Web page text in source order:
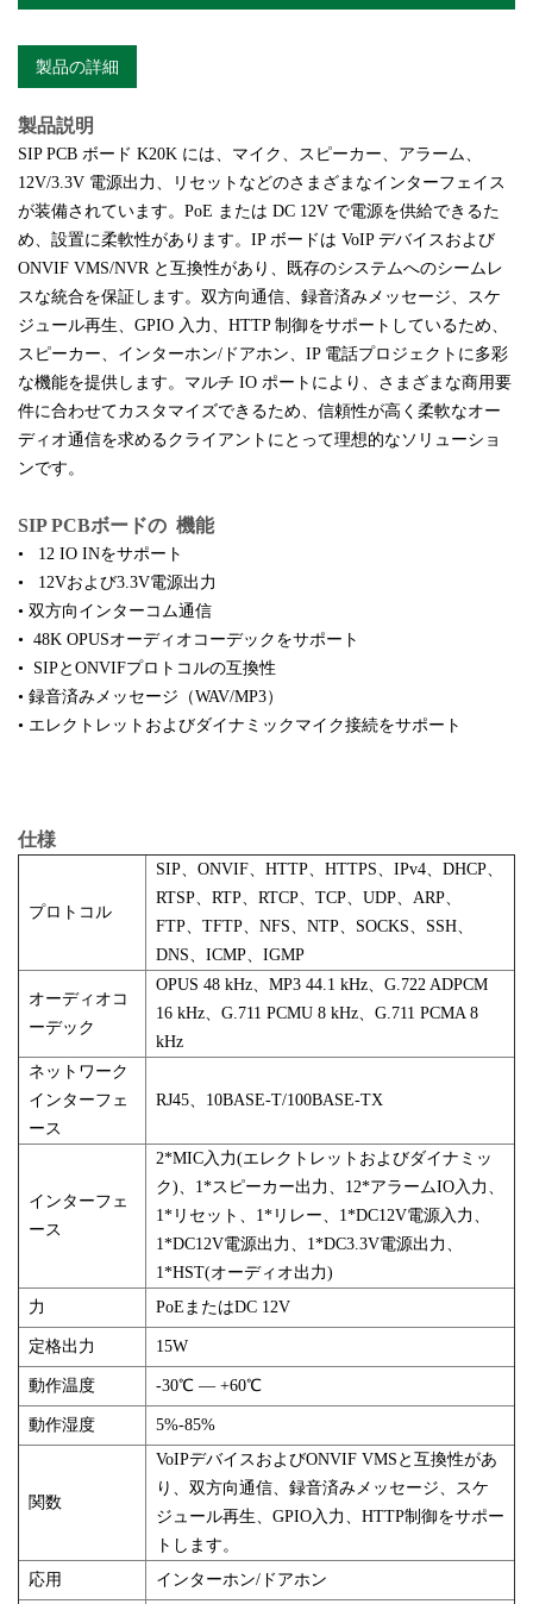
製品の詳細
製品説明
SIP PCB ボード K20K には、マイク、スピーカー、アラーム、
12V/3.3V 電源出力、リセットなどのさまざまなインターフェイス
が装備されています。PoE または DC 12V で電源を供給できるた
め、設置に柔軟性があります。IP ボードは VoIP デバイスおよび
ONVIF VMS/NVR と互換性があり、既存のシステムへのシームレ
スな統合を保証します。双方向通信、録音済みメッセージ、スケ
ジュール再生、GPIO 入力、HTTP 制御をサポートしているため、
スピーカー、インターホン/ドアホン、IP 電話プロジェクトに多彩
な機能を提供します。マルチ IO ポートにより、さまざまな商用要
件に合わせてカスタマイズできるため、信頼性が高く柔軟なオー
ディオ通信を求めるクライアントにとって理想的なソリューショ
ンです。
SIP PCBボードの 機能
•
12 IO INをサポート
•
12Vおよび3.3V電源出力
• 双方向インターコム通信
• 48K OPUSオーディオコーデックをサポート
• SIPとONVIFプロトコルの互換性
• 録音済みメッセージ（WAV/MP3）
• エレクトレットおよびダイナミックマイク接続をサポート
仕様
プロトコル
SIP、ONVIF、HTTP、HTTPS、IPv4、DHCP、
RTSP、RTP、RTCP、TCP、UDP、ARP、
FTP、TFTP、NFS、NTP、SOCKS、SSH、
DNS、ICMP、IGMP
オーディオコ
ーデック
OPUS 48 kHz、MP3 44.1 kHz、G.722 ADPCM
16 kHz、G.711 PCMU 8 kHz、G.711 PCMA 8
kHz
ネットワーク
インターフェ
ース
RJ45、10BASE-T/100BASE-TX
インターフェ
ース
2*MIC入力(エレクトレットおよびダイナミッ
ク)、1*スピーカー出力、12*アラームIO入力、
1*リセット、1*リレー、1*DC12V電源入力、
1*DC12V電源出力、1*DC3.3V電源出力、
1*HST(オーディオ出力)
力
PoEまたはDC 12V
定格出力 15W
動作温度 -30℃ — +60℃
動作湿度 5%-85%
関数
VoIPデバイスおよびONVIF VMSと互換性があ
り、双方向通信、録音済みメッセージ、スケ
ジュール再生、GPIO入力、HTTP制御をサポー
トします。
応用
インターホン/ドアホン